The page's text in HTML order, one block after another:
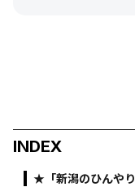
INDEX
★「新潟のひんや